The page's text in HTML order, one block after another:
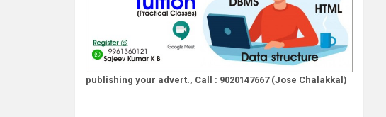
publishing your advert., Call : 9020147667 (Jose Chalakkal)